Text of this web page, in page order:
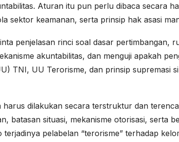
Aturan itu pun perlu dibaca secara
sektor keamanan, serta prinsip hak asasi
penjelasan rinci soal dasar pertimbangan,
akuntabilitas, dan menguji apakah
TNI, UU Terorisme, dan prinsip supremasi
harus dilakukan secara terstruktur dan
batasan situasi, mekanisme otorisasi, serta
pelabelan “terorisme” terhadap